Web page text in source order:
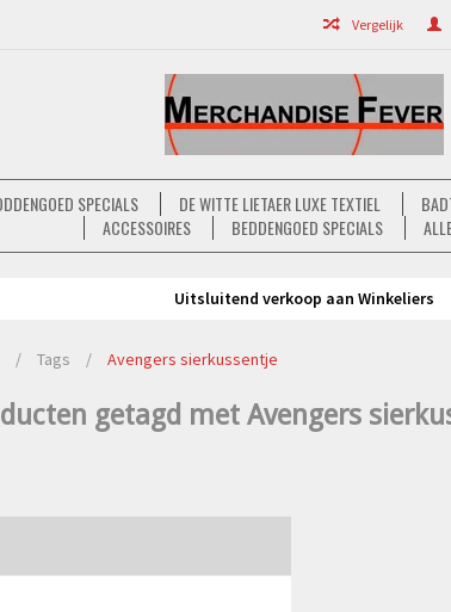
Vergelijk
SPECIALS DE WITTE LIETAER LUXE TEXTIEL
ACCESSOIRES
BEDDENGOED SPECIALS
Uitsluitend verkoop aan Winkeliers
/ Tags / Avengers sierkussentje
getagd met Avengers